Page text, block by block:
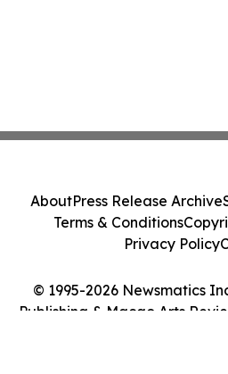
© 1995-2026 Newsmatics
Publishing & Macao Arts
AboutPress Release Archive
Terms & Conditions
Privacy Policy